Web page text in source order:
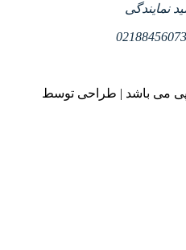
نمایندگی
می باشد | طراحی توسط